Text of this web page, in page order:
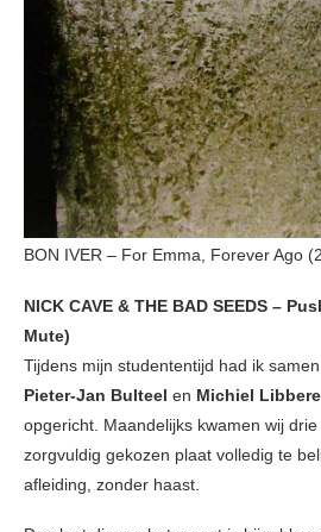
BON IVER – For Emma, Forever Ago
NICK CAVE & THE BAD SEEDS –
Mute)
Tijdens mijn studententijd had ik
Pieter-Jan Bulteel en Michiel
opgericht. Maandelijks kwamen wij
zorgvuldig gekozen plaat volledig te
afleiding, zonder haast.